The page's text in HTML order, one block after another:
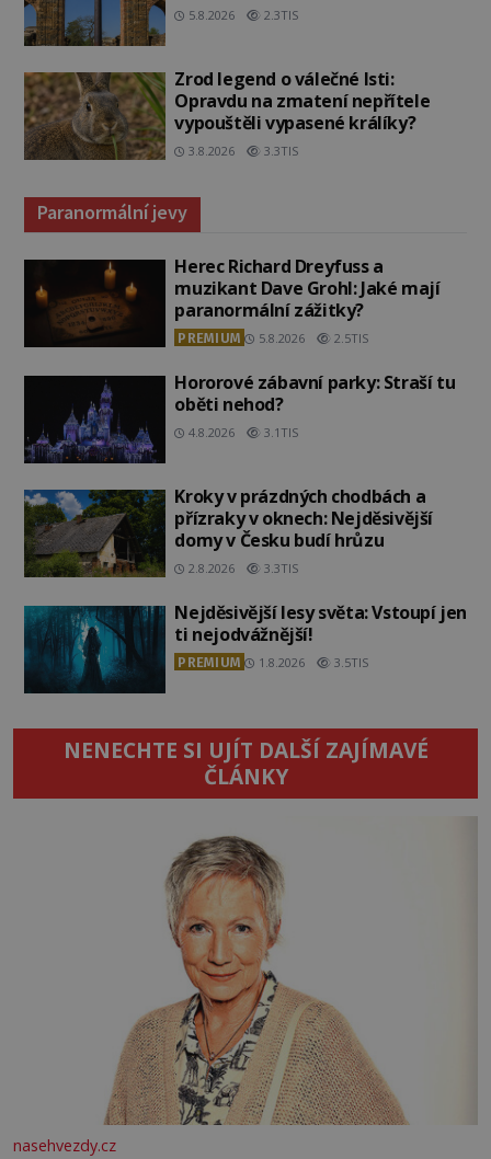
5.8.2026 2.3TIS
Zrod legend o válečné lsti:
Opravdu na zmatení nepřítele
vypouštěli vypasené králíky?
3.8.2026 3.3TIS
Paranormální jevy
Herec Richard Dreyfuss a
muzikant Dave Grohl: Jaké mají
paranormální zážitky?
PREMIUM 5.8.2026 2.5TIS
Hororové zábavní parky: Straší tu
oběti nehod?
4.8.2026 3.1TIS
Kroky v prázdných chodbách a
přízraky v oknech: Nejděsivější
domy v Česku budí hrůzu
2.8.2026 3.3TIS
Nejděsivější lesy světa: Vstoupí jen
ti nejodvážnější!
PREMIUM 1.8.2026 3.5TIS
NENECHTE SI UJÍT DALŠÍ ZAJÍMAVÉ
ČLÁNKY
nasehvezdy.cz